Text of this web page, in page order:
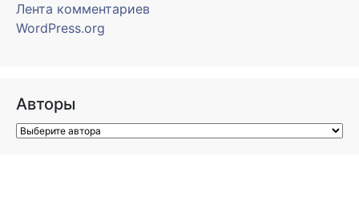
Лента комментариев
WordPress.org
Авторы